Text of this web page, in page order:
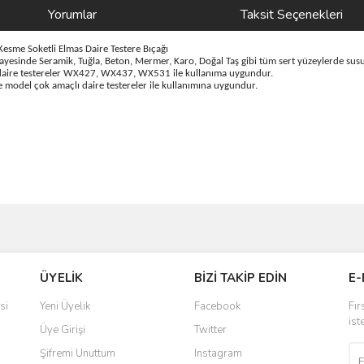
Yorumlar Taksit Seçenekleri
Soketli Elmas Daire Testere Bıçağı
Seramik, Tuğla, Beton, Mermer, Karo, Doğal Taş gibi tüm sert yüzeylerde
testereler WX427, WX437, WX531 ile kullanıma uygundur.
çok amaçlı daire testereler ile kullanımına uygundur.
ÜYELİK
Yeni Üyelik
Üye Girişi
Şifremi Unuttum
BİZİ TAKİP EDİN
Facebook
Twitter
Instagram